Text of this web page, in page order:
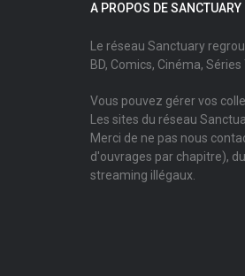
A PROPOS DE SANCTUARY
Le réseau Sanctuary
BD, Comics, Cinéma, Séries
Vous pouvez gérer vos
Les sites du réseau
Merci de ne pas nous
d'ouvrages par chapitre),
streaming illégaux.